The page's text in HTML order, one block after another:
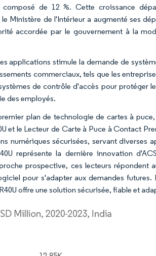
de 12 %. Cette croissance
Ministère de l'Intérieur a augmenté ses
accordée par le gouvernement à la
applications stimule la demande de
commerciaux, tels que les
de contrôle d'accès pour protéger
des employés.
plan de technologie de cartes à
et le Lecteur de Carte à Puce à Contact
numériques sécurisées, servant diverses
représente la dernière innovation
prospective, ces lecteurs répondent
pour s'adapter aux demandes futures.
offre une solution sécurisée, fiable et